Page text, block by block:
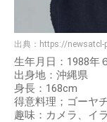
出典： https://newsatcl-
生年月日：1988年
出身地：沖縄県
身長：168cm
得意料理；ゴーヤ
趣味：カメラ、イ